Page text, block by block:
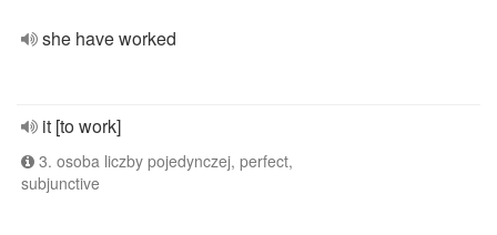
she have worked
it [to work]
3. osoba liczby pojedynczej, perfect,
subjunctive